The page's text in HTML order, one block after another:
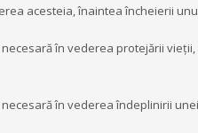
acesteia, înaintea încheierii
în vederea protejării
în vederea îndeplinirii